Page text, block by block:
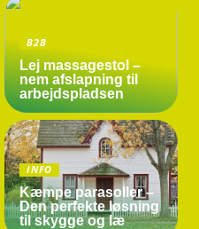
B2B
Lej massagestol –
nem afslapning til
arbejdspladsen
INFO
Kæmpe parasoller –
Den perfekte løsning
til skygge og læ